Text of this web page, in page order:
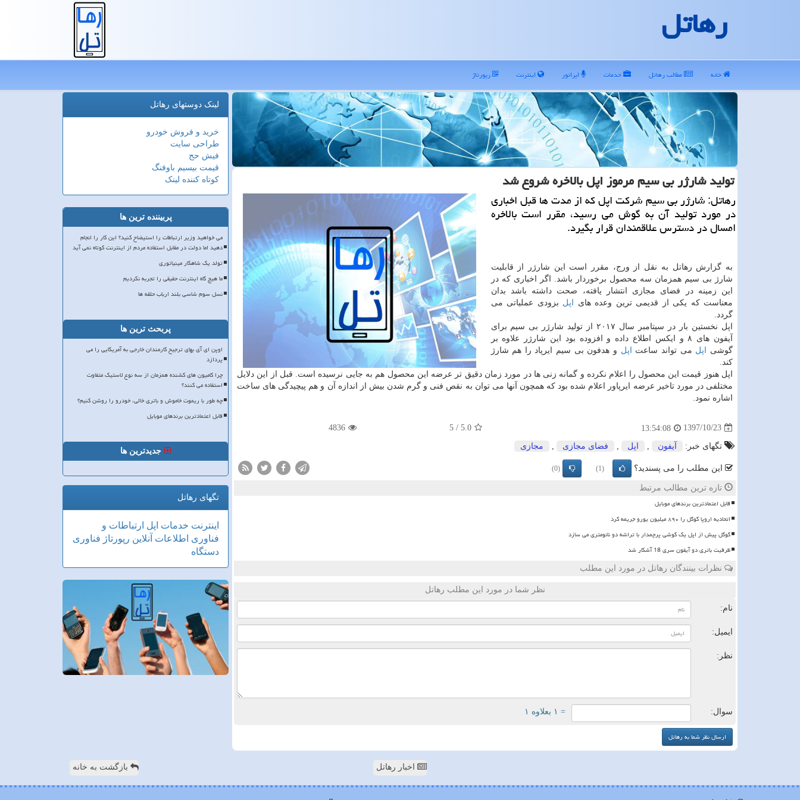
رهاتل
خانه مطالب رهاتل خدمات اپراتور اینترنت رپورتاژ
تولید شارژر بی سیم مرموز اپل بالاخره شروع شد
رهاتل: شارژر بی سیم شركت اپل كه از مدت ها قبل اخباری
در مورد تولید آن به گوش می رسید، مقرر است بالاخره
امسال در دسترس علاقمندان قرار بگیرد.
به گزارش رهاتل به نقل از ورج، مقرر است این شارژر از قابلیت
شارژ بی سیم همزمان سه محصول برخوردار باشد. اگر اخباری كه در
این زمینه در فضای مجازی انتشار یافته، صحت داشته باشد بدان
معناست كه یكی از قدیمی ترین وعده های
اپل بزودی عملیاتی می
گردد.
اپل نخستین بار در سپتامبر سال ۲۰۱۷ از تولید شارژر بی سیم برای
آیفون های ۸ و ایكس اطلاع داده و افزوده بود این شارژر علاوه بر
گوشی
اپل می تواند ساعت اپل و هدفون بی سیم ایرپاد را هم شارژ
كند.
اپل هنوز قیمت این محصول را اعلام نكرده و گمانه زنی ها در مورد زمان دقیق تر عرضه این محصول هم به جایی نرسیده است. قبل از این دلایل
مختلفی در مورد تاخیر عرضه ایرپاور اعلام شده بود كه همچون آنها می توان به نقص فنی و گرم شدن بیش از اندازه آن و هم پیچیدگی های ساخت
اشاره نمود.
1397/10/23
13:54:08
5.0
/
5
4836
تگهای خبر: آیفون اپل فضای مجازی مجازی
این مطلب را می پسندید؟ (1)
(0)
تازه ترین مطالب مرتبط
قابل اعتمادترین برندهای موبایل
اتحادیه اروپا گوگل را ۸۹۰ میلیون یورو جریمه کرد
گوگل پیش از اپل یک گوشی پرچمدار با تراشه دو نانومتری می سازد
ظرفیت باتری دو آیفون سری 18 آشکار شد
نظرات بینندگان رهاتل در مورد این مطلب
نظر شما در مورد این مطلب رهاتل
نام:
ایمیل:
نظر:
سوال: = ۱ بعلاوه ۱
لینک دوستهای رهاتل
خرید و فروش خودرو
طراحی سایت
فیش حج
قیمت بیسیم باوفنگ
کوتاه کننده لینک
پربیننده ترین ها
می خواهید وزیر ارتباطات را استیضاح کنید؟ این کار را انجام
دهید اما دولت در مقابل استفاده مردم از اینترنت کوتاه نمی آید
تولد یک شاهکار مینیاتوری
ما هیچ گاه اینترنت حقیقی را تجربه نکردیم
نسل سوم شاسی بلند ارباب حلقه ها
پربحث ترین ها
اوپن ای آی بهای ترجیح کارمندان خارجی به آمریکایی را می
پردازد
چرا کامیون های کشنده همزمان از سه نوع لاستیک متفاوت
استفاده می کنند؟
چه طور با ریموت خاموش و باتری خالی، خودرو را روشن کنیم؟
قابل اعتمادترین برندهای موبایل
جدیدترین ها
تگهای رهاتل
اینترنت خدمات اپل ارتباطات و
فناوری اطلاعات آنلاین رپورتاژ فناوری
دستگاه
اخبار رهاتل بازگشت به خانه